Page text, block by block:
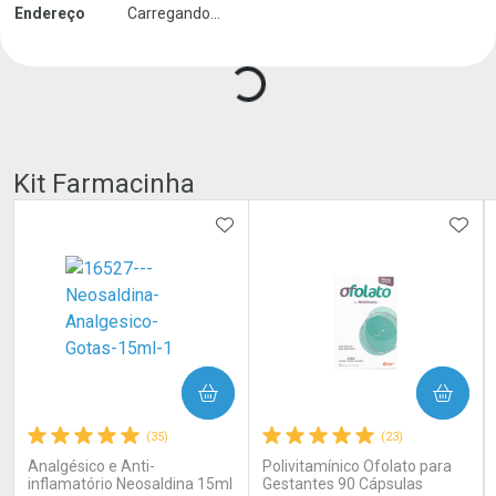
Endereço Carregando...
Kit Farmacinha
(35)
Analgésico e Anti-
inflamatório Neosaldina 15ml
ADICIONAR AOS FAVORITOS
COMPRAR
(23)
Polivitamínico Ofolato para
Gestantes 90 Cápsulas
COMPRAR